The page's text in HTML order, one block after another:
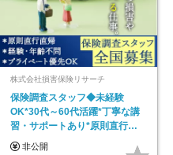
株式会社損害保険リサーチ
保険調査スタッフ◆未経験
OK*30代～60代活躍*丁寧な講
習・サポートあり*原則直行直
帰／全国募集・業務委託
非公開